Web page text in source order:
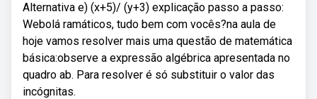
Alternativa e) (x+5)/ (y+3) explicação passo a passo:
Webolá ramáticos, tudo bem com vocês?na aula de
hoje vamos resolver mais uma questão de matemática
básica:observe a expressão algébrica apresentada no
quadro ab. Para resolver é só substituir o valor das
incógnitas.